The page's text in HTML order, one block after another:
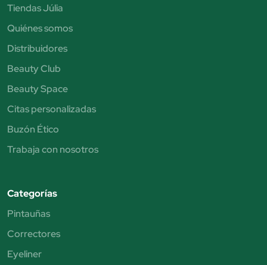
Tiendas Júlia
Quiénes somos
Distribuidores
Beauty Club
Beauty Space
Citas personalizadas
Buzón Ético
Trabaja con nosotros
Categorías
Pintauñas
Correctores
Eyeliner